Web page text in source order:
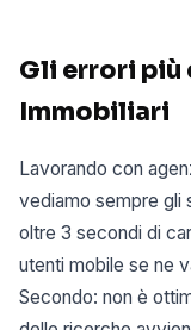
Gli errori più
Immobiliari
Lavorando con
vediamo sempre gli
oltre 3 secondi di
utenti mobile se ne
Secondo: non è